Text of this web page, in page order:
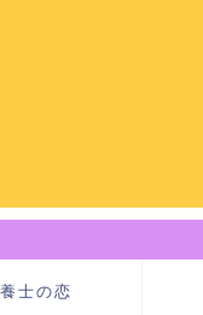
士の恋